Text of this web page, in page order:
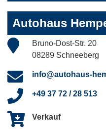
Autohaus
Bruno-Dost-Str. 20
08289 Schneeberg
info@autohaus-
+49 37 72 / 28 513
Verkauf